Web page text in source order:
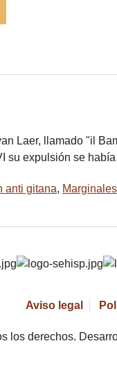
Laer, llamado "il
su expulsión se
anti gitana, Marginales
Aviso legal
los derechos.